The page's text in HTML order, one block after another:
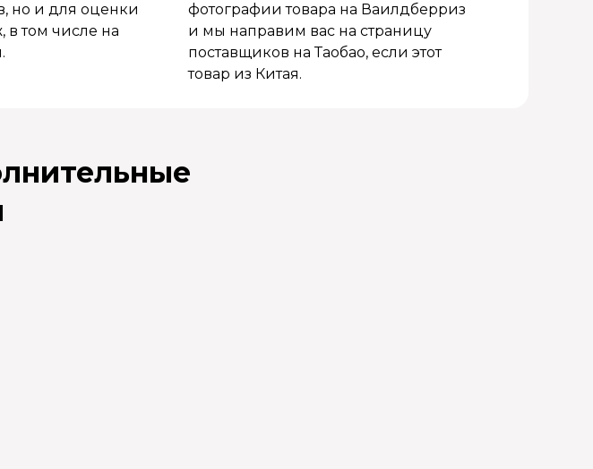
но и для оценки
в том числе на
фотографии товара на Ваилдберриз
и мы направим вас на страницу
поставщиков на Таобао, если этот
товар из Китая.